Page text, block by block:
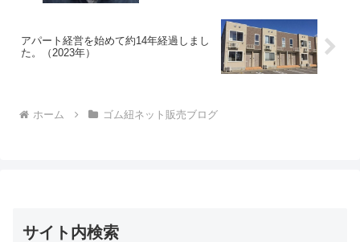
アパート経営を始めて約14年経過しまし
た。（2023年）
ホーム ゴム紐ネット販売ブログ
サイト内検索